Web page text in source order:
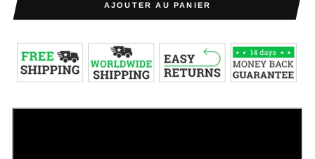
AJOUTER AU PANIER